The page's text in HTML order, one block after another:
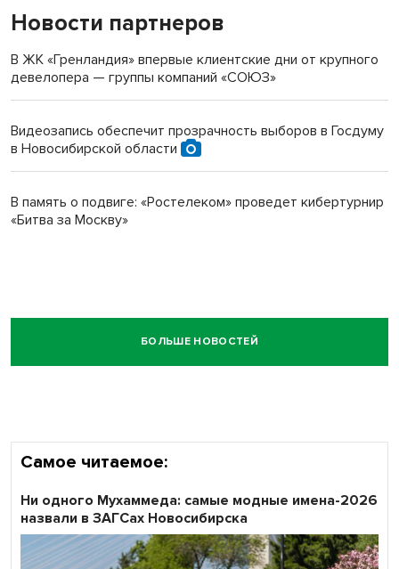
Новости партнеров
В ЖК «Гренландия» впервые клиентские дни от крупного
девелопера — группы компаний «СОЮЗ»
Видеозапись обеспечит прозрачность выборов в Госдуму
в Новосибирской области
В память о подвиге: «Ростелеком» проведет кибертурнир
«Битва за Москву»
БОЛЬШЕ НОВОСТЕЙ
Самое читаемое:
Ни одного Мухаммеда: самые модные имена-2026
назвали в ЗАГСах Новосибирска